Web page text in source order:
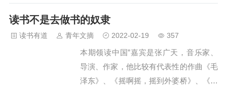
的笔记不仅能让你一秒扫描出重点，还能
让你迅速提取记忆，重现关键点。今天 A
懒人目录这些有逻辑的笔记法善用…
每天朋友圈都有人在打卡阅读，在转发
《11月我读了20本书，推荐这3本给
你》，《想要升职加薪，你只需要这5本
书》，《想要提高阅读效率，你差的只是
这7本书》怎么办，我被落下了，所有人
都在拼命努力，充满正能量，只有我在蜗
读书不是去做书的奴隶
读书有道 青年文摘 2022-02-19 357
本期领读中国”嘉宾是张广天，音乐家、
导演、作家，他比较有代表性的作曲《毛
泽东》、《摇啊摇，摇到外婆桥》、《恋